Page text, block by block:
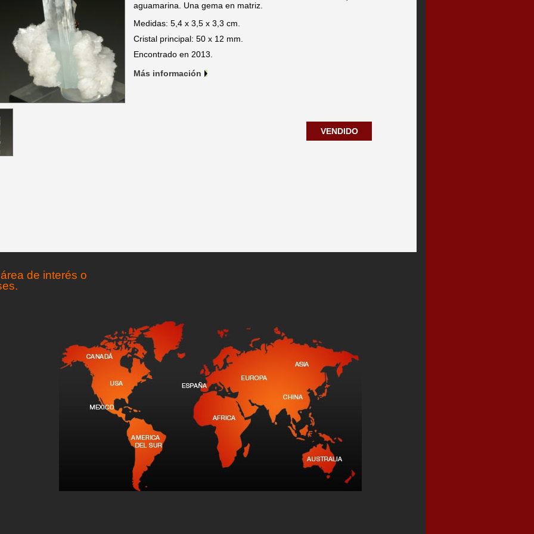
aguamarina. Una gema en matriz.
Medidas: 5,4 x 3,5 x 3,3 cm.
Cristal principal: 50 x 12 mm.
Encontrado en 2013.
Más información
VENDIDO
de interés o